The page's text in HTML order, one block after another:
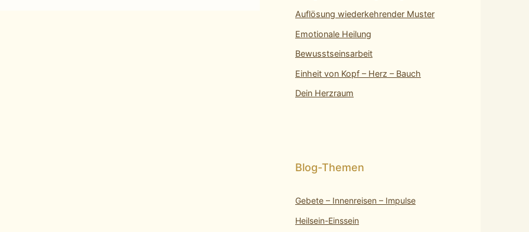
Auflösung wiederkehrender Muster
Emotionale Heilung
Bewusstseinsarbeit
Einheit von Kopf – Herz – Bauch
Dein Herzraum
Gebete – Innenreisen – Impulse
Heilsein-Einssein